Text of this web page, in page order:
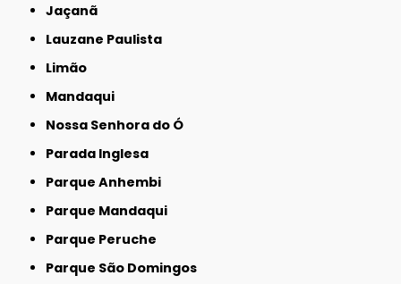
Jaçanã
Lauzane Paulista
Limão
Mandaqui
Nossa Senhora do Ó
Parada Inglesa
Parque Anhembi
Parque Mandaqui
Parque Peruche
Parque São Domingos